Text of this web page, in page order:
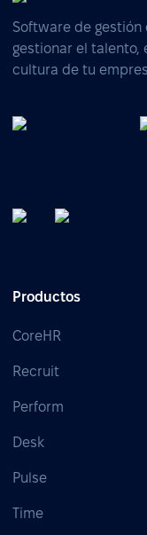
Software de gestión
gestionar el talento,
cultura de tu
Productos
CoreHR
Recruit
Perform
Desk
Pulse
Time